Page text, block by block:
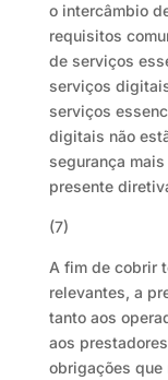
o intercâmbio
requisitos
de serviços
serviços
serviços
digitais não
segurança
presente
(7)
A fim de cobrir
relevantes, a
tanto aos
aos
obrigações que